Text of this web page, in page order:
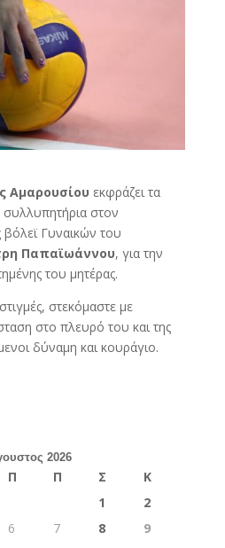
Αμαρουσίου εκφράζει τα
συλλυπητήρια στον
Γυναικών του
Παπαϊωάννου, για την
του μητέρας.
στεκόμαστε με
στο πλευρό του και της
δύναμη και κουράγιο.
2026
Π Π Σ
Κ
1
2
6 7 8
9